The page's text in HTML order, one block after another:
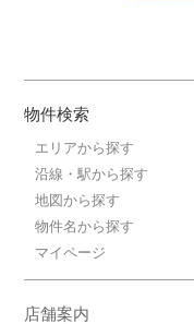
物件検索
エリアから探す
沿線・駅から探す
地図から探す
物件名から探す
マイページ
店舗案内